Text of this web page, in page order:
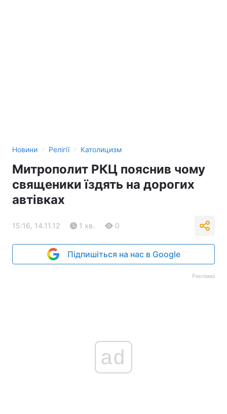
Новини › Релігії › Католицизм
Митрополит РКЦ пояснив чому
священики їздять на дорогих
автівках
15:16, 14.11.12 1 хв. 0
Підпишіться на нас в Google
Реклама
ad